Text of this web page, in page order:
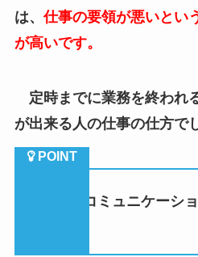
定時までに業務を終われ
（２）コミュニケーシ
くそ